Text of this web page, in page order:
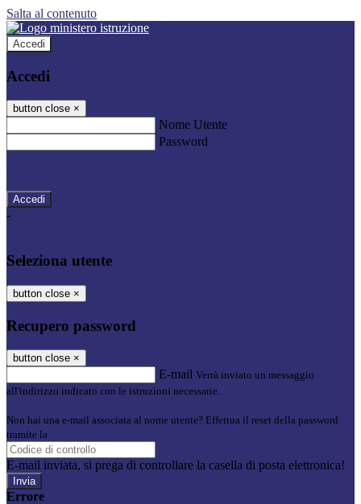
Salta al contenuto
Accedi
Accedi
button close ×
Nome Utente
Password
-
Seleziona utente
button close ×
Recupero password
button close ×
E-mail Verrà inviato un messaggio
all'indirizzo indicato con le istruzioni necessarie.
Non hai una e-mail associata al nome utente? Effettua il reset della password
tramite la
E-mail inviata, si prega di controllare la casella di posta elettronica!
Errore